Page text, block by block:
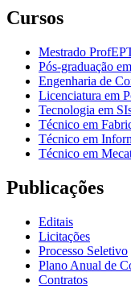
Cursos
Mestrado
Pós-graduação
Engenharia de
Licenciatura em
Tecnologia em
Técnico em
Técnico em
Técnico em
Publicações
Editais
Licitações
Processo Seletivo
Plano Anual de
Contratos